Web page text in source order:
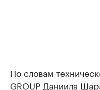
По словам
GROUP Даниила